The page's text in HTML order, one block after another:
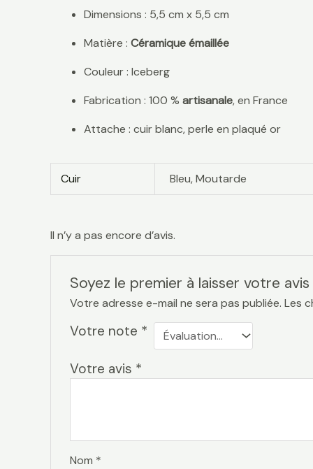
Dimensions : 5,5 cm x 5,5 cm
Matière : Céramique émaillée
Couleur : Iceberg
Fabrication : 100 % artisanale, en France
Attache : cuir blanc, perle en plaqué or
Cuir Bleu, Moutarde
Il n’y a pas encore d’avis.
Soyez le premier à laisser votre
Votre adresse e-mail ne sera pas publiée. Les
Votre note *
Votre avis *
Nom *